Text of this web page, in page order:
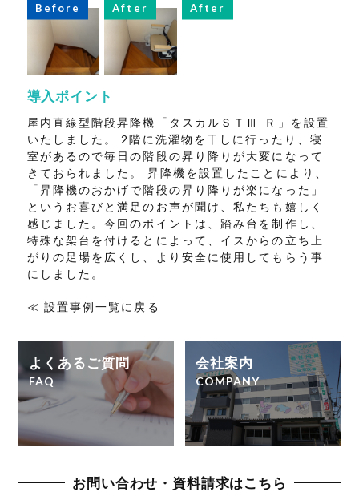
Before After After
導入ポイント
屋内直線型階段昇降機「タスカルＳＴⅢ-Ｒ」を設置
いたしました。 2階に洗濯物を干しに行ったり、寝
室があるので毎日の階段の昇り降りが大変になって
きておられました。 昇降機を設置したことにより、
「昇降機のおかげで階段の昇り降りが楽になった」
というお喜びと満足のお声が聞け、私たちも嬉しく
感じました。今回のポイントは、踏み台を制作し、
特殊な架台を付けるとによって、イスからの立ち上
がりの足場を広くし、より安全に使用してもらう事
にしました。
≪ 設置事例一覧に戻る
よくあるご質問
FAQ
会社案内
COMPANY
お問い合わせ・資料請求はこちら